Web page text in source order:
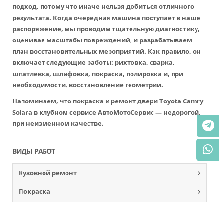
подход, потому что иначе нельзя добиться отличного
результата. Когда очередная машина поступает в наше
распоряжение, мы проводим тщательную диагностику,
оценивая масштабы повреждений, и разрабатываем
план восстановительных мероприятий. Как правило, он
включает следующие работы: рихтовка, сварка,
шпатлевка, шлифовка, покраска, полировка и, при
необходимости, восстановление геометрии.
Напоминаем, что покраска и ремонт двери Toyota Camry
Solara в клубном сервисе АвтоМотоСервис — недорогой,
при неизменном качестве.
ВИДЫ РАБОТ
Кузовной ремонт
Покраска